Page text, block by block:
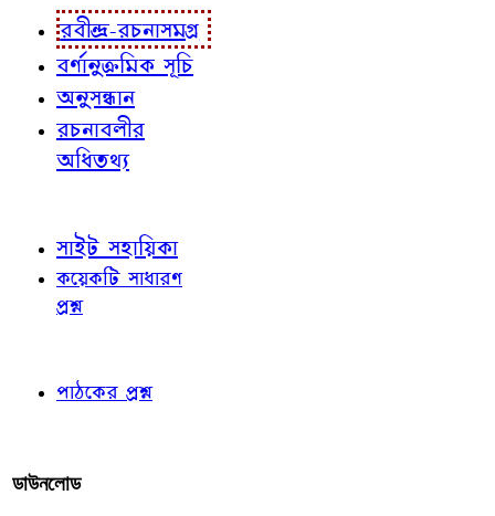
রবীন্দ্র-রচনাসমগ্র
বর্ণানুক্রমিক সূচি
অনুসন্ধান
রচনাবলীর
অধিতথ্য
সাইট সহায়িকা
কয়েকটি সাধারণ
প্রশ্ন
পাঠকের প্রশ্ন
ডাউনলোড